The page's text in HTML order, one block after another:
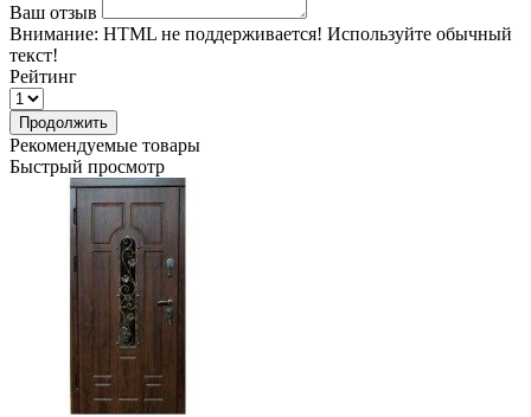
Ваш отзыв
Внимание: HTML не поддерживается! Используйте обычный
текст!
Рейтинг
Продолжить
Рекомендуемые товары
Быстрый просмотр